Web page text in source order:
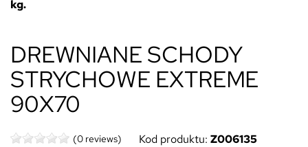
kg.
DREWNIANE SCHODY
STRYCHOWE EXTREME
90X70
(0 reviews) Kod produktu: Z006135